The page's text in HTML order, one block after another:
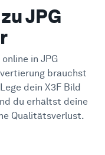
JPG
in JPG
brauchst
dein X3F Bild
du erhältst deine
Qualitätsverlust.